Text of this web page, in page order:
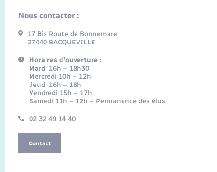
Nous contacter :
17 Bis Route de Bonnemare
27440 BACQUEVILLE
Horaires d'ouverture :
Mardi 16h – 18h30
Mercredi 10h – 12h
Jeudi 16h – 18h
Vendredi 15h – 17h
Samedi 11h – 12h – Permanence des élus
02 32 49 14 40
Contact